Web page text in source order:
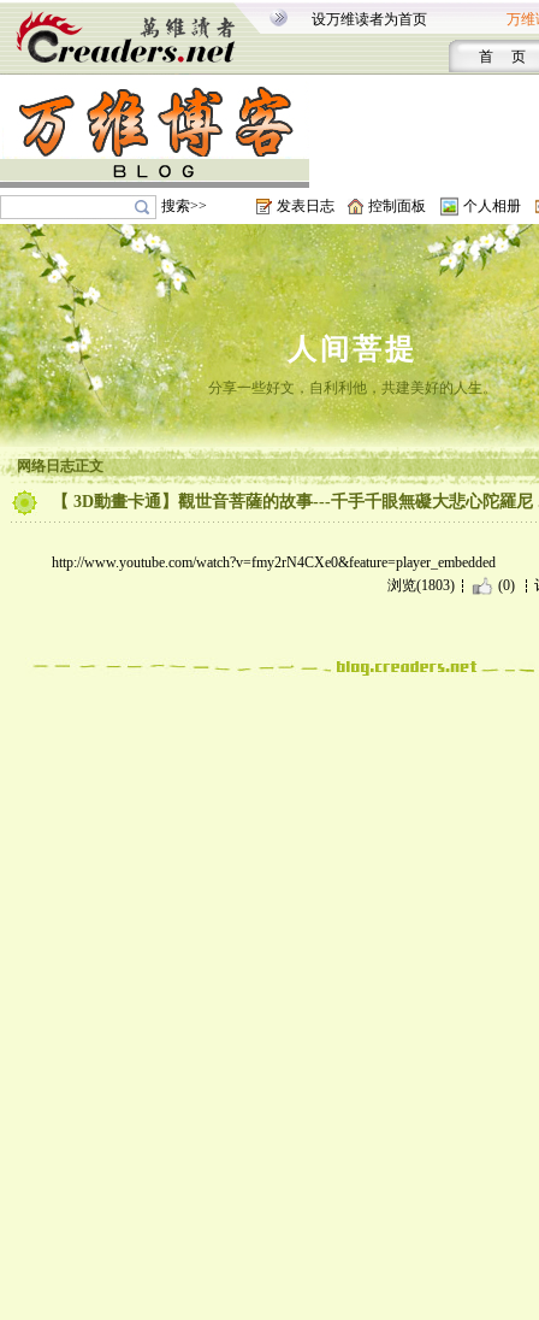
设万维读者为首页 万维
首 页
搜索>> 发表日志 控制面板 个人相册
人间菩提
分享一些好文，自利利他，共建美好的人生。
网络日志正文
【 3D動畫卡通】觀世音菩薩的故事---千手千眼無礙大悲心陀羅尼
http://www.youtube.com/watch?v=fmy2rN4CXe0&feature=player_embedded
浏览(1803)
(0)